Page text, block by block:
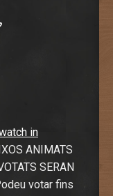
in
ANIMATS
SERAN
votar fins